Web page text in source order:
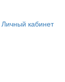
Личный кабинет